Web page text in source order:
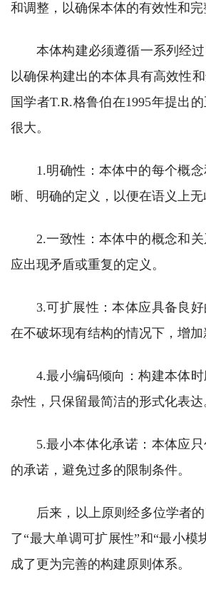
和调整，以确保本体的有效性和完
本体构建必须遵循一系列经
以确保构建出的本体具有高效性
国学者T.R.格鲁伯在1995年提出
很大。
1.明确性：本体中的每个概
晰、明确的定义，以便在语义上无
2.一致性：本体中的概念和
应出现矛盾或重复的定义。
3.可扩展性：本体应具备良
在不破坏现有结构的情况下，增加
4.最小编码倾向：构建本体
杂性，只保留最简洁的形式化表达
5.最小本体化承诺：本体应
的承诺，避免过多的限制条件。
后来，以上原则经多位学者
了“最大单调可扩展性”和“最小模
成了更为完善的构建原则体系。